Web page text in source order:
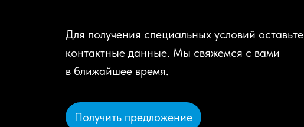
Для получения специальных условий оставьте
контактные данные. Мы свяжемся с вами
в ближайшее время.
Получить предложение